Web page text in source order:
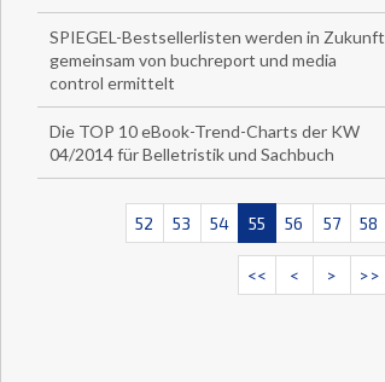
SPIEGEL-Bestsellerlisten werden in Zukunft
gemeinsam von buchreport und media
control ermittelt
Die TOP 10 eBook-Trend-Charts der KW
04/2014 für Belletristik und Sachbuch
52 53 54 55 56 57 58
<< < > >>